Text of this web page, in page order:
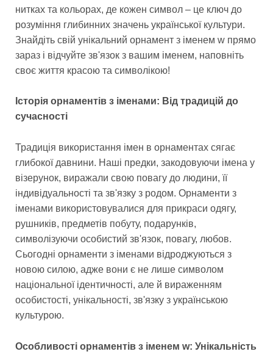
нитках та кольорах, де кожен символ – це ключ до
розуміння глибинних значень української культури.
Знайдіть свій унікальний орнамент з іменем w прямо
зараз і відчуйте зв'язок з вашим іменем, наповніть
своє життя красою та символікою!
Історія орнаментів з іменами: Від традицій до
сучасності
Традиція використання імен в орнаментах сягає
глибокої давнини. Наші предки, закодовуючи імена у
візерунок, виражали свою повагу до людини, її
індивідуальності та зв'язку з родом. Орнаменти з
іменами використовувалися для прикраси одягу,
рушників, предметів побуту, подарунків,
символізуючи особистий зв'язок, повагу, любов.
Сьогодні орнаменти з іменами відроджуються з
новою силою, адже вони є не лише символом
національної ідентичності, але й вираженням
особистості, унікальності, зв'язку з українською
культурою.
Особливості орнаментів з іменем w: Унікальність